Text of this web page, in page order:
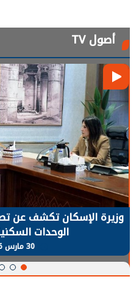
أصول TV
الرئيس السيسي: توقف
يحتاج إلى سنوات لعودة